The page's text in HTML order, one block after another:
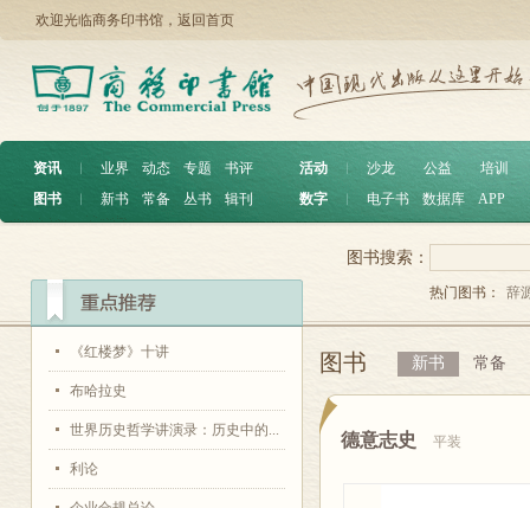
欢迎光临商务印书馆， 返回首页
资讯 ︱ 业界 动态 专题
书评
图书
︱ 新书 常备 丛书 辑刊
活动 沙龙 公益
培训
数字
电子书 数据库 APP
《红楼梦》十讲
布哈拉史
世界历史哲学讲演录：历史中的...
利论
图书搜索：
热门图书： 辞
图书 新书 常备
德意志史 平装